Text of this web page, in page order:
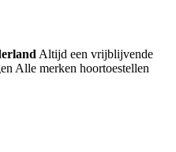
Altijd een vrijblijvende
Alle merken hoortoestellen